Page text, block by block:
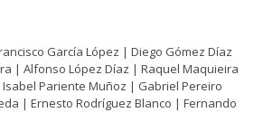
García López | Diego Gómez Díaz
| Alfonso López Díaz | Raquel Maquieira
Pariente Muñoz | Gabriel Pereiro
| Ernesto Rodríguez Blanco | Fernando